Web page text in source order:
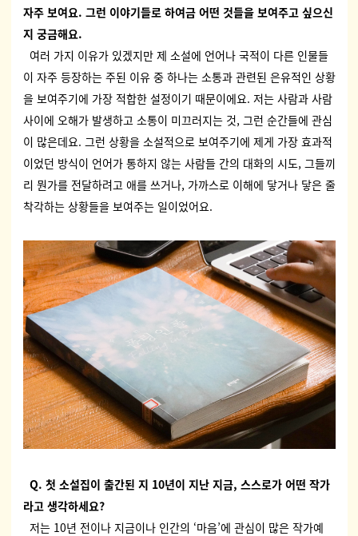
자주 보여요. 그런 이야기들로 하여금 어떤 것들을 보여주고 싶으신
지 궁금해요.
여러 가지 이유가 있겠지만 제 소설에 언어나 국적이 다른 인물들
이 자주 등장하는 주된 이유 중 하나는 소통과 관련된 은유적인 상황
을 보여주기에 가장 적합한 설정이기 때문이에요. 저는 사람과 사람
사이에 오해가 발생하고 소통이 미끄러지는 것, 그런 순간들에 관심
이 많은데요. 그런 상황을 소설적으로 보여주기에 제게 가장 효과적
이었던 방식이 언어가 통하지 않는 사람들 간의 대화의 시도, 그들끼
리 뭔가를 전달하려고 애를 쓰거나, 가까스로 이해에 닿거나 닿은 줄
착각하는 상황들을 보여주는 일이었어요.
Q. 첫 소설집이 출간된 지 10년이 지난 지금, 스스로가 어떤 작가
라고 생각하세요?
저는 10년 전이나 지금이나 인간의 ‘마음’에 관심이 많은 작가예